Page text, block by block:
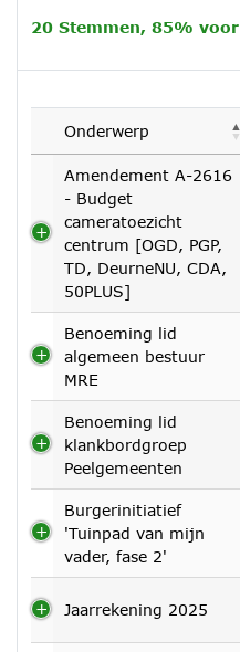
20 Stemmen, 85% voor
Onderwerp
Amendement A-2616
- Budget
cameratoezicht
centrum [OGD, PGP,
TD, DeurneNU, CDA,
50PLUS]
Benoeming lid
algemeen bestuur
MRE
Benoeming lid
klankbordgroep
Peelgemeenten
Burgerinitiatief
'Tuinpad van mijn
vader, fase 2'
Jaarrekening 2025